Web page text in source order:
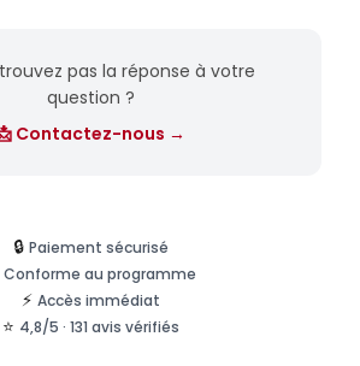
pas la réponse à votre
question ?
Contactez-nous →
🔒 Paiement sécurisé
Conforme au programme
⚡ Accès immédiat
⭐ 4,8/5 · 131 avis vérifiés